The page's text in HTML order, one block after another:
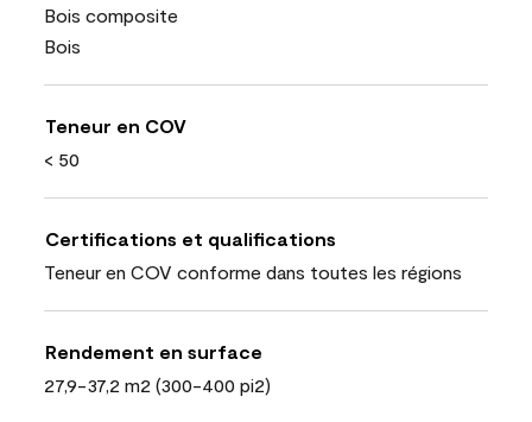
Bois composite
Bois
Teneur en COV
< 50
Certifications et qualifications
Teneur en COV conforme dans toutes les régions
Rendement en surface
27,9-37,2 m2 (300-400 pi2)